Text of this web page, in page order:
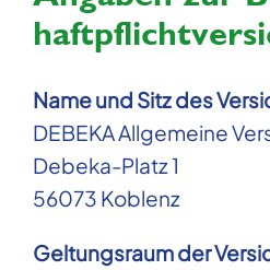
Name und Sitz des
DEBEKA Allgemeine
Debeka-Platz 1
56073 Koblenz
Geltungsraum der